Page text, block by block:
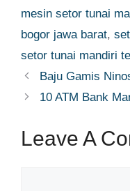
mesin setor tunai
bogor jawa barat,
setor tunai mandiri
Baju Gamis
10 ATM Bank
Leave A